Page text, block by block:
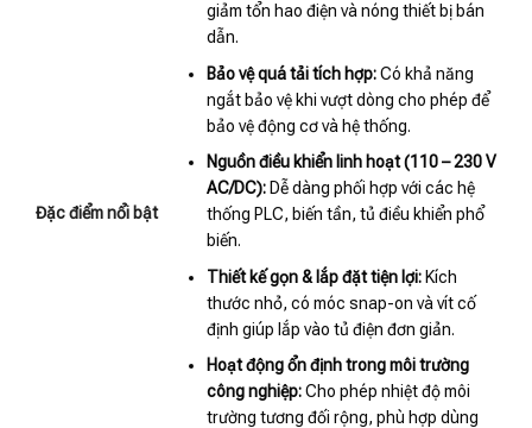
Đặc điểm nổi bật
giảm tổn hao điện và nóng thiết bị bán
dẫn.
Bảo vệ quá tải tích hợp:Có khả năng
ngắt bảo vệ khi vượt dòng cho phép để
bảo vệ động cơ và hệ thống.
Nguồn điều khiển linh hoạt (110 – 230 V
AC/DC):Dễ dàng phối hợp với các hệ
thống PLC, biến tần, tủ điều khiển phổ
biến.
Thiết kế gọn & lắp đặt tiện lợi:Kích
thước nhỏ, có móc snap-on và vít cố
định giúp lắp vào tủ điện đơn giản.
Hoạt động ổn định trong môi trường
công nghiệp:Cho phép nhiệt độ môi
trường tương đối rộng, phù hợp dùng